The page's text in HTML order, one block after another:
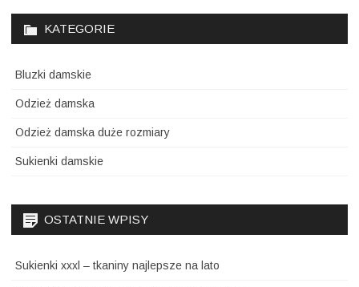
KATEGORIE
Bluzki damskie
Odzież damska
Odzież damska duże rozmiary
Sukienki damskie
OSTATNIE WPISY
Sukienki xxxl – tkaniny najlepsze na lato